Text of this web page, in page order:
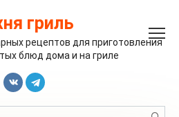
гриль
рецептов для приготовления
блюд дома и на гриле